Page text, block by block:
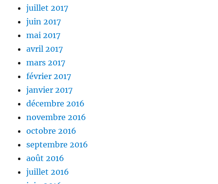
juillet 2017
juin 2017
mai 2017
avril 2017
mars 2017
février 2017
janvier 2017
décembre 2016
novembre 2016
octobre 2016
septembre 2016
août 2016
juillet 2016